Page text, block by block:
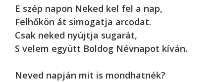
E szép napon Neked kel fel a nap,
Felhőkön át simogatja arcodat.
Csak neked nyújtja sugarát,
S velem együtt Boldog Névnapot kíván.
Neved napján mit is mondhatnék?